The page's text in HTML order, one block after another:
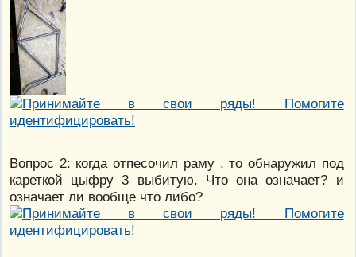
Вопрос 2: когда отпесочил раму , то обнаружил под
кареткой цыфру 3 выбитую. Что она означает? и
означает ли вообще что либо?